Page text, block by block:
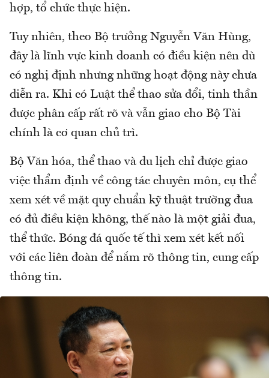
hợp, tổ chức thực hiện.
Tuy nhiên, theo Bộ trưởng Nguyễn Văn Hùng,
đây là lĩnh vực kinh doanh có điều kiện nên dù
có nghị định nhưng những hoạt động này chưa
diễn ra. Khi có Luật thể thao sửa đổi, tinh thần
được phân cấp rất rõ và vẫn giao cho Bộ Tài
chính là cơ quan chủ trì.
Bộ Văn hóa, thể thao và du lịch chỉ được giao
việc thẩm định về công tác chuyên môn, cụ thể
xem xét về mặt quy chuẩn kỹ thuật trường đua
có đủ điều kiện không, thế nào là một giải đua,
thể thức. Bóng đá quốc tế thì xem xét kết nối
với các liên đoàn để nắm rõ thông tin, cung cấp
thông tin.